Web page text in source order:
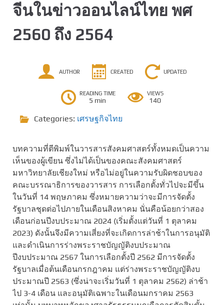
จีนในข่าวออนไลน์ไทย พศ
2560 ถึง 2564
AUTHOR CREATED UPDATED
READING TIME
5 min
VIEWS
140
Categories: เศรษฐกิจไทย
บทความที่ตีพิมพ์ในวารสารสังคมศาสตร์ทั้งหมดเป็นความ
เห็นของผู้เขียน ซึ่งไม่ได้เป็นของคณะสังคมศาสตร์
มหาวิทยาลัยเชียงใหม่ หรือไม่อยู่ในความรับผิดชอบของ
คณะบรรณาธิการของวารสาร การเลือกตั้งทั่วไปจะมีขึ้น
ในวันที่ 14 พฤษภาคม ซึ่งหมายความว่าจะมีการจัดตั้ง
รัฐบาลชุดต่อไปภายในเดือนสิงหาคม นั่นคือน้อยกว่าสอง
เดือนก่อนปีงบประมาณ 2024 (เริ่มตั้งแต่วันที่ 1 ตุลาคม
2023) ดังนั้นจึงมีความเสี่ยงที่จะเกิดการล่าช้าในการอนุมัติ
และดำเนินการร่างพระราชบัญญัติงบประมาณ
ปีงบประมาณ 2567 ในการเลือกตั้งปี 2562 มีการจัดตั้ง
รัฐบาลเมื่อต้นเดือนกรกฎาคม แต่ร่างพระราชบัญญัติงบ
ประมาณปี 2563 (ซึ่งน่าจะเริ่มวันที่ 1 ตุลาคม 2562) ล่าช้า
ไป 3-4 เดือน และอนุมัติเฉพาะในเดือนมกราคม 2563